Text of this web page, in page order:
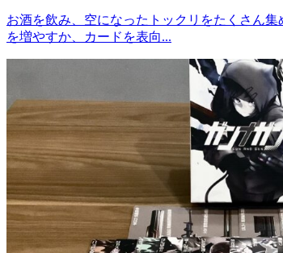
お酒を飲み、空になったトックリをたくさん
を増やすか、カードを表向...